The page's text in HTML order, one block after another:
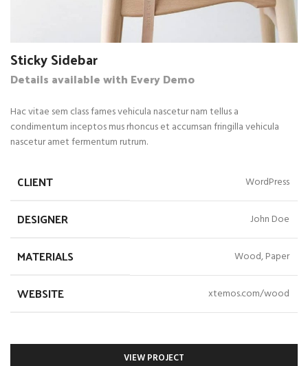
Sticky Sidebar
Details available with Every Demo
Hac vitae sem class fames vehicula nascetur nam tellus a
condimentum inceptos mus rhoncus et accumsan fringilla vehicula
nascetur amet fermentum rutrum.
CLIENT WordPress
DESIGNER John Doe
MATERIALS Wood, Paper
WEBSITE xtemos.com/wood
VIEW PROJECT